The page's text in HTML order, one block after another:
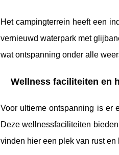
Het campingterrein heeft een
vernieuwd waterpark met
wat ontspanning onder alle
Wellness faciliteiten en
Voor ultieme ontspanning is er
Deze wellnessfaciliteiten
vinden hier een plek van rust en